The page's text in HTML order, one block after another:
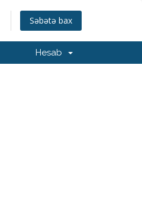
Səbətə bax
Hesab